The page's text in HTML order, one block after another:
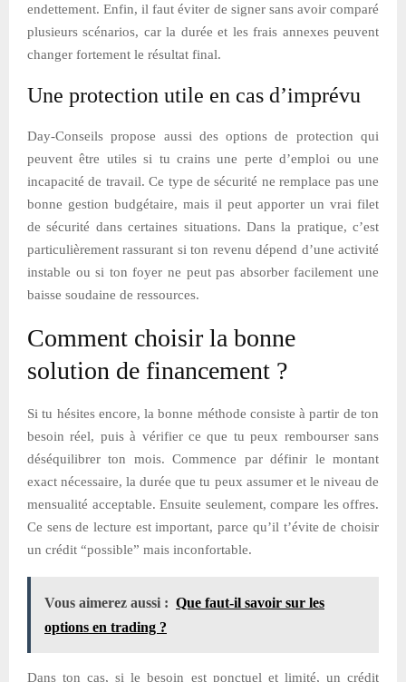
endettement. Enfin, il faut éviter de signer sans avoir comparé
plusieurs scénarios, car la durée et les frais annexes peuvent
changer fortement le résultat final.
Une protection utile en cas d’imprévu
Day-Conseils propose aussi des options de protection qui
peuvent être utiles si tu crains une perte d’emploi ou une
incapacité de travail. Ce type de sécurité ne remplace pas une
bonne gestion budgétaire, mais il peut apporter un vrai filet
de sécurité dans certaines situations. Dans la pratique, c’est
particulièrement rassurant si ton revenu dépend d’une activité
instable ou si ton foyer ne peut pas absorber facilement une
baisse soudaine de ressources.
Comment choisir la bonne
solution de financement ?
Si tu hésites encore, la bonne méthode consiste à partir de ton
besoin réel, puis à vérifier ce que tu peux rembourser sans
déséquilibrer ton mois. Commence par définir le montant
exact nécessaire, la durée que tu peux assumer et le niveau de
mensualité acceptable. Ensuite seulement, compare les offres.
Ce sens de lecture est important, parce qu’il t’évite de choisir
un crédit “possible” mais inconfortable.
Vous aimerez aussi : Que faut-il savoir sur les
options en trading ?
Dans ton cas, si le besoin est ponctuel et limité, un crédit